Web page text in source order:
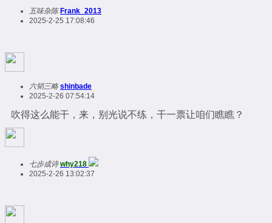
五味杂陈 Frank_2013
2025-2-25 17:08:46
六韬三略 shinbade
2025-2-26 07:54:14
吹得这么能干，来，别光说不练，干一票让咱们瞧瞧？
七步成诗 why218
2025-2-26 13:02:37